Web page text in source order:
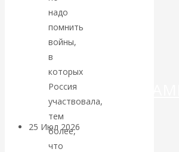
ДЕНЕГ»: КИТАЙ
ВЕДЁТ БОРЬБУ
КРИПТОВАЛЮТАМИ
25 Июл 2026
надо
помнить
войны,
в
которых
Россия
участвовала,
тем
более,
что